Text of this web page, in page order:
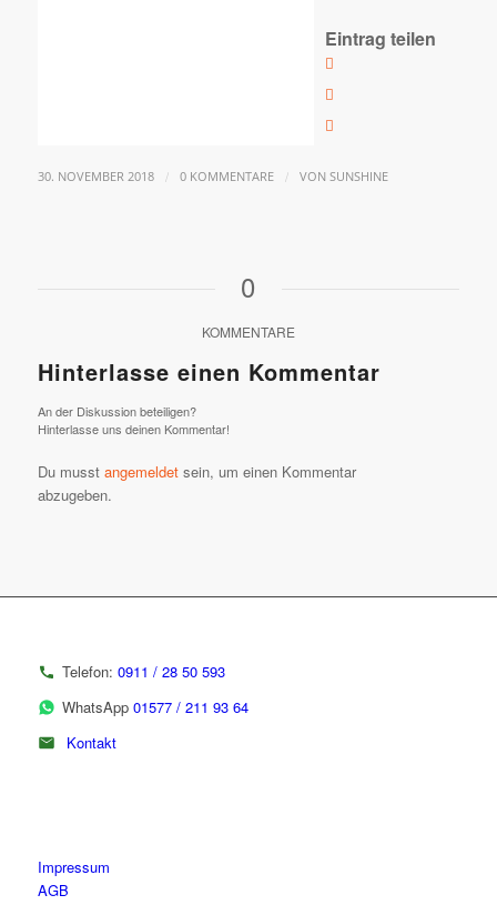
30. NOVEMBER 2018 / 0 KOMMENTARE / VON SUNSHINE
Eintrag teilen
0
KOMMENTARE
Hinterlasse einen Kommentar
An der Diskussion beteiligen?
Hinterlasse uns deinen Kommentar!
Du musst angemeldetsein, um einen Kommentar
abzugeben.
Telefon: 0911 / 28 50 593
WhatsApp 01577 / 211 93 64
Kontakt
Impressum
AGB